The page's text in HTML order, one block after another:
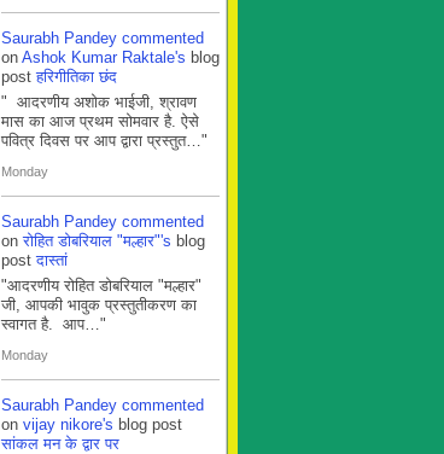
Saurabh Pandey commented
on Ashok Kumar Raktale's blog
postहरिगीतिका छंद
" आदरणीय अशोक भाईजी, श्रावण
मास का आज प्रथम सोमवार है. ऐसे
पवित्र दिवस पर आप द्वारा प्रस्तुत…"
Monday
Saurabh Pandey commented
onरोहित डोबरियाल "मल्हार"'s blog
postदास्तां
"आदरणीय रोहित डोबरियाल "मल्हार"
जी, आपकी भावुक प्रस्तुतीकरण का
स्वागत है. आप…"
Monday
Saurabh Pandey commented
on vijay nikore's blog post
सांकल मन के द्वार पर